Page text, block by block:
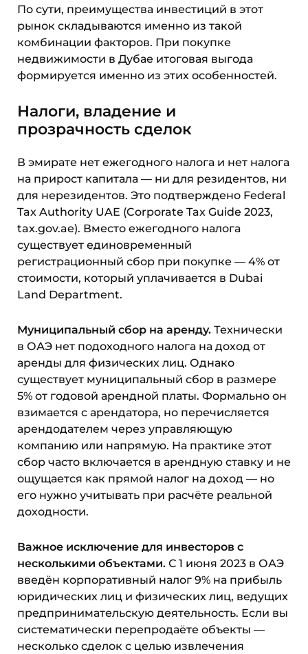
По сути, преимущества инвестиций в этот
рынок складываются именно из такой
комбинации факторов. При покупке
недвижимости в Дубае итоговая выгода
формируется именно из этих особенностей.
Налоги, владение и
прозрачность сделок
В эмирате нет ежегодного налога и нет налога
на прирост капитала — ни для резидентов, ни
для нерезидентов. Это подтверждено Federal
Tax Authority UAE (Corporate Tax Guide 2023,
tax.gov.ae). Вместо ежегодного налога
существует единовременный
регистрационный сбор при покупке — 4% от
стоимости, который уплачивается в Dubai
Land Department.
Муниципальный сбор на аренду. Технически
в ОАЭ нет подоходного налога на доход от
аренды для физических лиц. Однако
существует муниципальный сбор в размере
5% от годовой арендной платы. Формально он
взимается с арендатора, но перечисляется
арендодателем через управляющую
компанию или напрямую. На практике этот
сбор часто включается в арендную ставку и не
ощущается как прямой налог на доход — но
его нужно учитывать при расчёте реальной
доходности.
Важное исключение для инвесторов с
несколькими объектами. С 1 июня 2023 в ОАЭ
введён корпоративный налог 9% на прибыль
юридических лиц и физических лиц, ведущих
предпринимательскую деятельность. Если вы
систематически перепродаёте объекты —
несколько сделок с целью извлечения